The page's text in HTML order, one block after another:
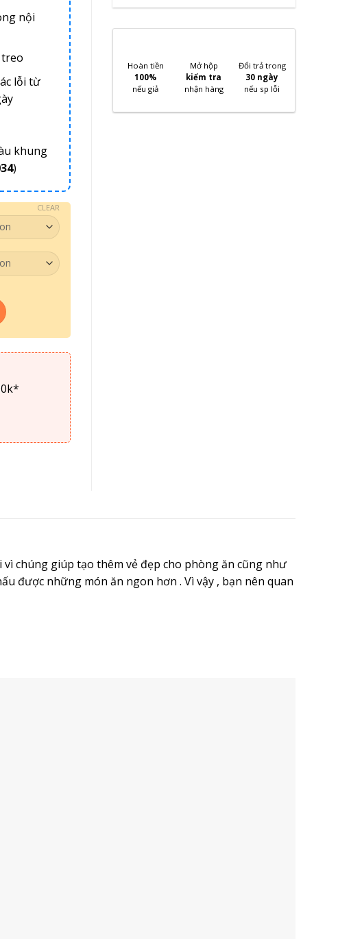
nội
lỗi từ
khung
)
CLEAR
Hoàn tiền
100%
nếu giả
Mở hộp
kiểm tra
nhận hàng
Đổi trả trong
30 ngày
nếu sp lỗi
chúng giúp tạo thêm vẻ đẹp cho phòng ăn cũng như
được những món ăn ngon hơn . Vì vậy , bạn nên quan